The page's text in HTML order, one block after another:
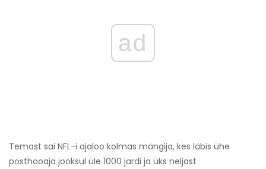
ad
Temast sai NFL-i ajaloo kolmas mängija, kes läbis ühe
posthooaja jooksul üle 1000 jardi ja üks neljast